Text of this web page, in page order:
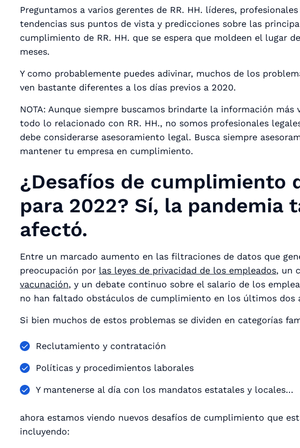
Preguntamos a varios gerentes de RR. HH. líderes,
tendencias sus puntos de vista y predicciones sobre las
cumplimiento de RR. HH. que se espera que moldeen el lugar
meses.
Y como probablemente puedes adivinar, muchos de los
ven bastante diferentes a los días previos a 2020.
NOTA: Aunque siempre buscamos brindarte la información más
todo lo relacionado con RR. HH., no somos profesionales
debe considerarse asesoramiento legal. Busca siempre
mantener tu empresa en cumplimiento.
¿Desafíos de cumplimiento
para 2022? Sí, la pandemia
afectó.
Entre un marcado aumento en las filtraciones de datos que
preocupación por las leyes de privacidad de los empleados, un
vacunación, y un debate continuo sobre el salario de los
no han faltado obstáculos de cumplimiento en los últimos dos
Si bien muchos de estos problemas se dividen en categorías
Reclutamiento y contratación
Políticas y procedimientos laborales
Y mantenerse al día con los mandatos estatales y locales…
ahora estamos viendo nuevos desafíos de cumplimiento que
incluyendo: